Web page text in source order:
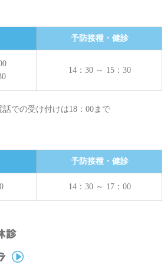
予防接種・健診
14：30 ～ 15：30
受け付けは18：00まで
予防接種・健診
14：30 ～ 17：00